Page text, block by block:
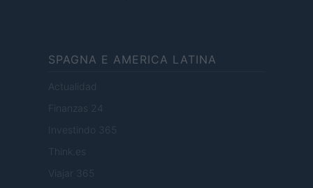
SPAGNA E AMERICA LATINA
Actualidad
Finanzas 24
Investindo 365
Think.es
Viajar 365